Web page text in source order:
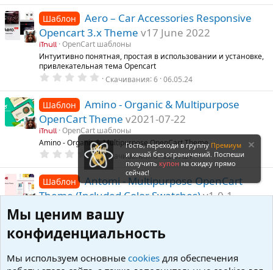
0
0
з
в
ё
з
д
Шаблон
Aero – Car Accessories Responsive
Opencart 3.x Theme v17 June 2022
iTnull
OpenCart шаблоны
Интуитивно понятная, простая в использовании и установке,
привлекательная тема Opencart
0
0
0
з
в
ё
з
д
Скачивания 6 06.05.24
Шаблон
Amino - Organic & Multipurpose
OpenCart Theme v2021-07-22
iTnull
OpenCart шаблоны
Amino - Organic & Multipurpose OpenCart Theme
0
.
0
0
з
в
з
д
Скачивания 6 22.07.21
Шаблон
Antomi - Multipurpose OpenCart
Theme (Included Color Swatches)v1.0.1
Многоцелевая тема, подходящая для любого магазина
0
.
0
з
Скачивания 0 24.06.25
Шаблон
Aridius Fractal (nulled) - адаптивный,
Гость, переходи в группу Премиум
и качай без ограничений. Поспеши
получить купон на скидку прямо
сейчас!
Мы ценим вашу
конфиденциальность
Мы используем основные cookies для обеспечения